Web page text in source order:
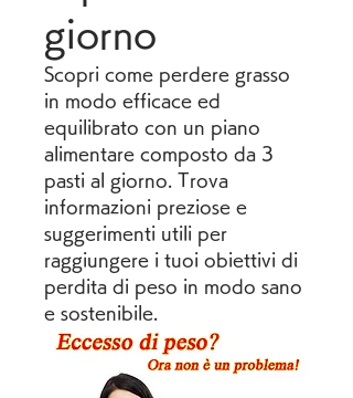
giorno
Scopri come perdere grasso
in modo efficace ed
equilibrato con un piano
alimentare composto da 3
pasti al giorno. Trova
informazioni preziose e
suggerimenti utili per
raggiungere i tuoi obiettivi di
perdita di peso in modo sano
e sostenibile.